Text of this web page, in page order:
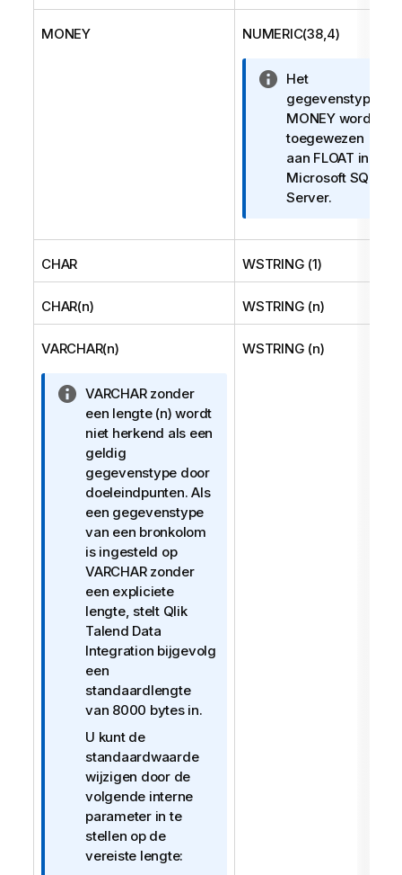
MONEY NUMERIC(38,4)
I
n
f
o
r
m
a
i
e
Het
gegevenstype
MONEY wordt
toegewezen
aan FLOAT in
Microsoft SQL
Server.
CHAR WSTRING (1)
CHAR(n) WSTRING (n)
VARCHAR(n)
I
n
f
o
r
m
a
t
i
e
VARCHAR zonder
een lengte (n) wordt
niet herkend als een
geldig
gegevenstype door
doeleindpunten. Als
een gegevenstype
van een bronkolom
is ingesteld op
VARCHAR zonder
een expliciete
lengte, stelt Qlik
Talend Data
Integration bijgevolg
een
standaardlengte
van 8000 bytes in.
U kunt de
standaardwaarde
wijzigen door de
volgende interne
parameter in te
stellen op de
vereiste lengte:
WSTRING (n)